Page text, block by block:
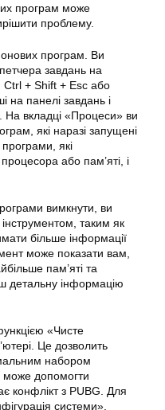
програм може
проблему.
програм. Ви
завдань на
Ctrl + Shift + Esc або
панелі завдань і
вкладці «Процеси» ви
які наразі запущені
які
процесора або пам’яті, і
вимкнути, ви
таким як
більше інформації
може показати вам,
пам’яті та
детальну інформацію
«Чисте
Це дозволить
набором
може допомогти
конфлікт з PUBG. Для
системи»,